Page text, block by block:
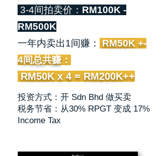
3-4间拍卖价： RM100K -
RM500K
一年内卖出1间赚：
RM50K +-
​4间总共赚：
RM50K x 4 = RM200K++
投资方式：开 Sdn Bhd 做买卖​
税务节省：从30% RPGT 变成 17%
Income Tax